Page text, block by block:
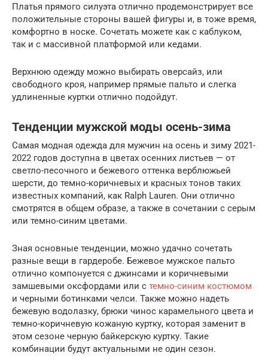
Платья прямого силуэта отлично продемонстрирует все
положительные стороны вашей фигуры и, в тоже время,
комфортно в носке. Сочетать можете как с каблуком,
так и с массивной платформой или кедами.
Верхнюю одежду можно выбирать оверсайз, или
свободного кроя, например прямые пальто и слегка
удлиненные куртки отлично подойдут.
Тенденции мужской моды осень-зима
Самая модная одежда для мужчин на осень и зиму 2021-
2022 годов доступна в цветах осенних листьев — от
светло-песочного и бежевого оттенка верблюжьей
шерсти, до темно-коричневых и красных тонов таких
известных компаний, как Ralph Lauren. Они отлично
смотрятся в общем образе, а также в сочетании с серым
или темно-синим цветами.
Зная основные тенденции, можно удачно сочетать
разные вещи в гардеробе. Бежевое мужское пальто
отлично компонуется с джинсами и коричневыми
замшевыми оксфордами или с темно-синим костюмом
и черными ботинками челси. Также можно надеть
бежевую водолазку, брюки чинос карамельного цвета и
темно-коричневую кожаную куртку, которая заменит в
этом сезоне черную байкерскую куртку. Такие
комбинации будут актуальными не один сезон.